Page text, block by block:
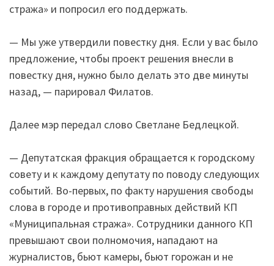
стража» и попросил его поддержать.
— Мы уже утвердили повестку дня. Если у вас было
предложение, чтобы проект решения внесли в
повестку дня, нужно было делать это две минуты
назад, — парировал Филатов.
Далее мэр передал слово Светлане Бедлецкой.
— Депутатская фракция обращается к городскому
совету и к каждому депутату по поводу следующих
событий. Во-первых, по факту нарушения свободы
слова в городе и противоправных действий КП
«Муниципальная стража». Сотрудники данного КП
превышают свои полномочия, нападают на
журналистов, бьют камеры, бьют горожан и не